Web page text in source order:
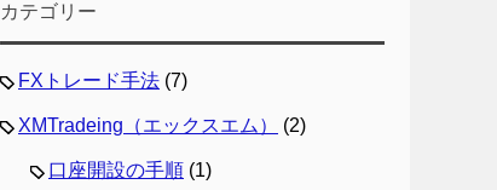
カテゴリー
FXトレード手法 (7)
XMTradeing（エックスエム） (2)
口座開設の手順 (1)